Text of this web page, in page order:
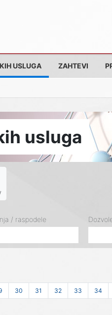
USLUGA ZAHTEVI
usluga
/ raspodele
30 31 32 33 34